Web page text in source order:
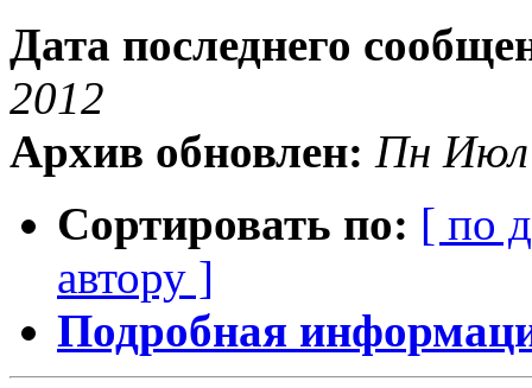
Дата последнего
2012
Архив обновлен: Пн Июл
Сортировать по: [ по
автору ]
Подробная